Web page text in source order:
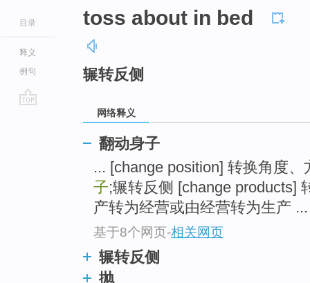
目录
释义
例句
toss about in bed
辗转反侧
网络释义
翻动身子
... [change position] 转换角度、
子;辗转反侧 [change products]
产转为经营或由经营转为生产 ...
基于8个网页-相关网页
辗转反侧
抛